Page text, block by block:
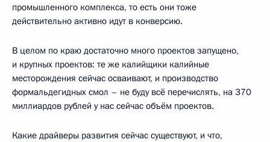
промышленного комплекса, то есть они тоже
действительно активно идут в конверсию.
В целом по краю достаточно много проектов запущено,
и крупных проектов: те же калийщики калийные
месторождения сейчас осваивают, и производство
формальдегидных смол – не буду всё перечислять, на 370
миллиардов рублей у нас сейчас объём проектов.
Какие драйверы развития сейчас существуют, и что,